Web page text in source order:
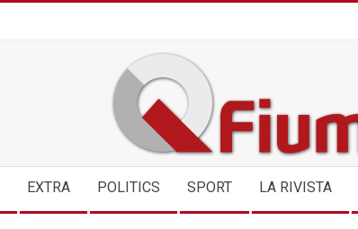
EXTRA POLITICS SPORT LA RIVISTA